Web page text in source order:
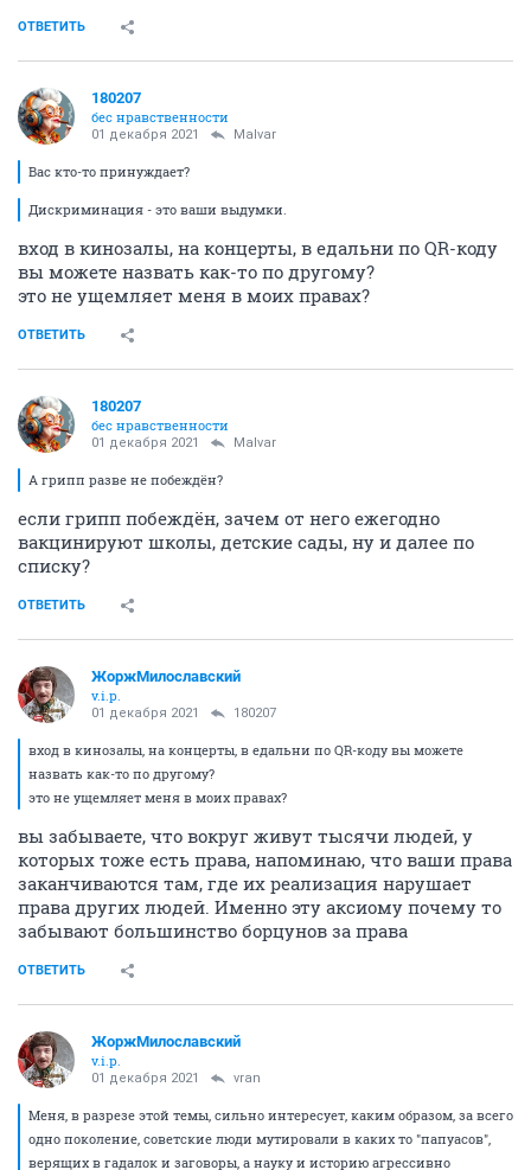
ОТВЕТИТЬ
180207
бес нравственности
01 декабря 2021 Malvar
Вас кто-то принуждает?
Дискриминация - это ваши выдумки.
вход в кинозалы, на концерты, в едальни по QR-коду
вы можете назвать как-то по другому?
это не ущемляет меня в моих правах?
ОТВЕТИТЬ
180207
бес нравственности
01 декабря 2021 Malvar
А грипп разве не побеждён?
если грипп побеждён, зачем от него ежегодно
вакцинируют школы, детские сады, ну и далее по
списку?
ОТВЕТИТЬ
ЖоржМилославский
v.i.p.
01 декабря 2021 180207
вход в кинозалы, на концерты, в едальни по QR-коду вы можете
назвать как-то по другому?
это не ущемляет меня в моих правах?
вы забываете, что вокруг живут тысячи людей, у
которых тоже есть права, напоминаю, что ваши права
заканчиваются там, где их реализация нарушает
права других людей. Именно эту аксиому почему то
забывают большинство борцунов за права
ОТВЕТИТЬ
ЖоржМилославский
v.i.p.
01 декабря 2021 vran
Меня, в разрезе этой темы, сильно интересует, каким образом, за всего
одно поколение, советские люди мутировали в каких то "папуасов",
верящих в гадалок и заговоры, а науку и историю агрессивно